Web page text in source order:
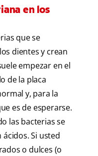
en los
que se
dientes y crean
empezar en el
de la placa
y, para la
es de esperarse.
las bacterias se
Si usted
o dulces (o